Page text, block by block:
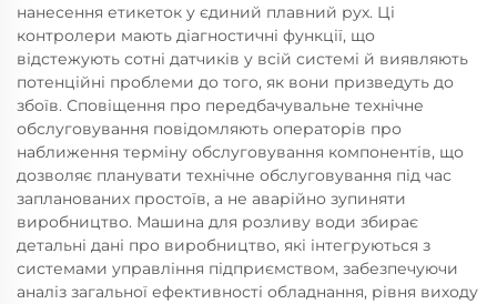
нанесення етикеток у єдиний плавний рух. Ці
контролери мають діагностичні функції, що
відстежують сотні датчиків у всій системі й виявляють
потенційні проблеми до того, як вони призведуть до
збоїв. Сповіщення про передбачувальне технічне
обслуговування повідомляють операторів про
наближення терміну обслуговування компонентів, що
дозволяє планувати технічне обслуговування під час
запланованих простоїв, а не аварійно зупиняти
виробництво. Машина для розливу води збирає
детальні дані про виробництво, які інтегруються з
системами управління підприємством, забезпечуючи
аналіз загальної ефективності обладнання, рівня виходу